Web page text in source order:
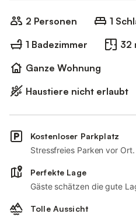
2 Personen
1
1 Badezimmer
32
Ganze Wohnung
Haustiere nicht erlaubt
Kostenloser Parkplatz
Stressfreies Parken vor Ort.
Perfekte Lage
Gäste schätzen die gute
Tolle Aussicht